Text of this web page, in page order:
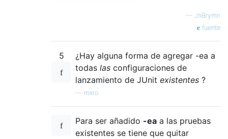
— JnBrymn
fuente
5
¿Hay alguna forma de agregar -ea a
todas las configuraciones de
lanzamiento de JUnit existentes ?
mxro
Para ser añadido -ea a las pruebas
existentes se tiene que quitar